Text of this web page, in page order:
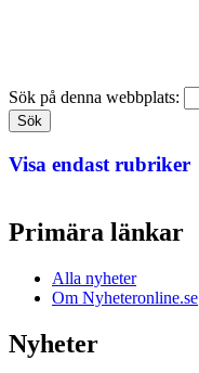
Sök på denna webbplats:
Visa endast rubriker
Primära länkar
Alla nyheter
Om Nyheteronline.se
Nyheter